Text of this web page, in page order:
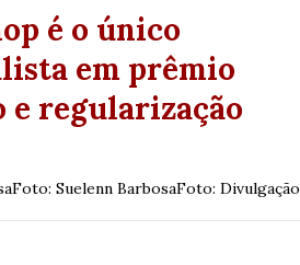
é o único
em prêmio
e regularização
Suelenn BarbosaFoto: Divulgação